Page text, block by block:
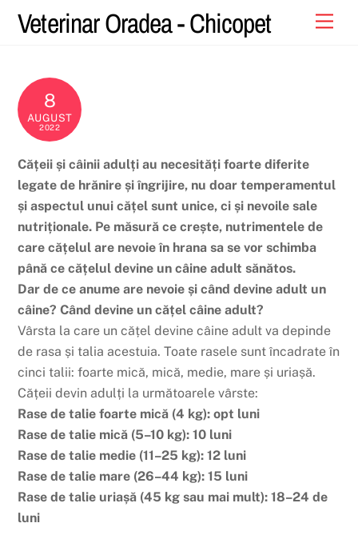
Veterinar Oradea - Chicopet
8
AUGUST
2022
Cățeii și câinii adulți au necesități foarte diferite
legate de hrănire și îngrijire, nu doar temperamentul
și aspectul unui cățel sunt unice, ci și nevoile sale
nutriționale. Pe măsură ce crește, nutrimentele de
care cățelul are nevoie în hrana sa se vor schimba
până ce cățelul devine un câine adult sănătos.
Dar de ce anume are nevoie și când devine adult un
câine? Când devine un cățel câine adult?
Vârsta la care un cățel devine câine adult va depinde
de rasa și talia acestuia. Toate rasele sunt încadrate în
cinci talii: foarte mică, mică, medie, mare și uriașă.
Cățeii devin adulți la următoarele vârste:
Rase de talie foarte mică (4 kg): opt luni
Rase de talie mică (5–10 kg): 10 luni
Rase de talie medie (11–25 kg): 12 luni
Rase de talie mare (26–44 kg): 15 luni
Rase de talie uriașă (45 kg sau mai mult): 18–24 de
luni